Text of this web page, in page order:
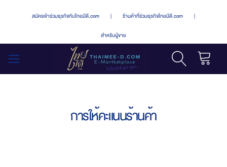
สมัครเข้าร่วมธุรกิจกับไทยมีดี.com | ร้านค้าที่ร่วมธุรกิจไทยมีดี.com |
สำหรับผู้ขาย
การให้คะแนนร้านค้า